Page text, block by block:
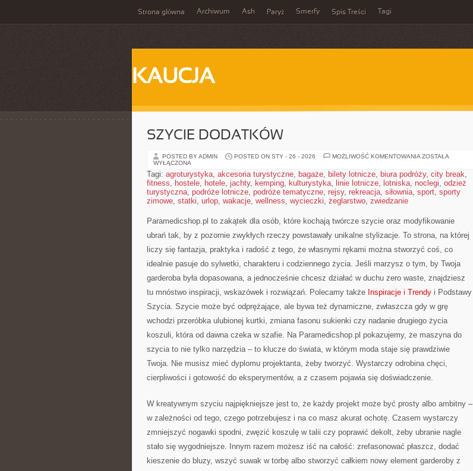
Strona główna Archiwum Ash Paryż Smerfy Spis Treści Tagi
KAUCJA
SZYCIE DODATKÓW
POSTED BY ADMIN POSTED ON STY - 26 - 2026 MOŻLIWOŚĆ KOMENTOWANIA SZYCIE
ZOSTAŁA
WYŁĄCZONA
Tagi: agroturystyka, akcesoria turystyczne, bagaże, bilety lotnicze, biura podróży, city break,
fitness, hostele, hotele, jachty, kemping, kulturystyka, linie lotnicze, lotniska, noclegi, odzież
turystyczna, podróże lotnicze, podróże tematyczne, rejsy, rekreacja, siłownia, sport, sporty
zimowe, statki, urlop, wakacje, wellness, wycieczki, żeglarstwo, zwiedzanie
Paramedicshop.pl to zakątek dla osób, które kochają twórcze szycie oraz modyfikowanie
ubrań tak, by z pozornie zwykłych rzeczy powstawały unikalne stylizacje. To strona, na której
liczy się fantazja, praktyka i radość z tego, że własnymi rękami można stworzyć coś, co
idealnie pasuje do sylwetki, charakteru i codziennego życia. Jeśli marzysz o tym, by Twoja
garderoba była dopasowana, a jednocześnie chcesz działać w duchu zero waste, znajdziesz
tu mnóstwo inspiracji, wskazówek i rozwiązań. Polecamy także Inspiracje i Trendy i Podstawy
Szycia. Szycie może być odprężające, ale bywa też dynamiczne, zwłaszcza gdy w grę
wchodzi przeróbka ulubionej kurtki, zmiana fasonu sukienki czy nadanie drugiego życia
koszuli, która od dawna czeka w szafie. Na Paramedicshop.pl pokazujemy, że maszyna do
szycia to nie tylko narzędzia – to klucze do świata, w którym moda staje się prawdziwie
Twoja. Nie musisz mieć dyplomu projektanta, żeby tworzyć. Wystarczy odrobina chęci,
cierpliwości i gotowość do eksperymentów, a z czasem pojawia się doświadczenie.
W kreatywnym szyciu najpiękniejsze jest to, że każdy projekt może być prosty albo ambitny –
w zależności od tego, czego potrzebujesz i na co masz akurat ochotę. Czasem wystarczy
zmniejszyć nogawki spodni, zwęzić koszulę w talii czy poprawić dekolt, żeby ubranie nagle
stało się wygodniejsze. Innym razem możesz iść na całość: zrefasonować płaszcz, dodać
kieszenie do bluzy, wszyć suwak w torbę albo stworzyć całkiem nowy element garderoby z